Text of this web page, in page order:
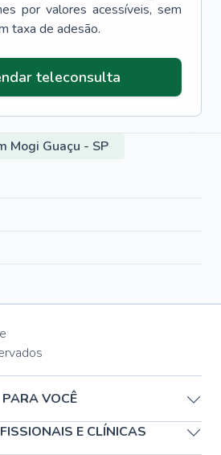
por valores acessíveis, sem
taxa de adesão.
teleconsulta
Mogi Guaçu - SP
PARA VOCÊ
E CLÍNICAS